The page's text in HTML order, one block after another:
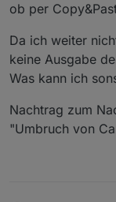
ob per
Da ich weiter
keine Ausgabe
Was kann ich
Nachtrag zum
"Umbruch von